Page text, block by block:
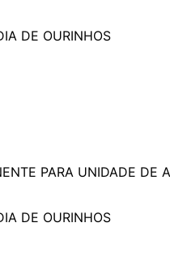
DE OURINHOS
PARA UNIDADE DE
DE OURINHOS